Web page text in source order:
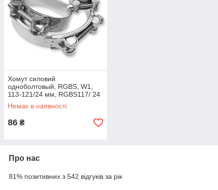
Хомут силовий
одноболтовый, RGBS, W1,
113-121/24 мм, RGBS117/ 24
Немає в наявності
86 ₴
Про нас
81% позитивних з 542 відгуків за рік